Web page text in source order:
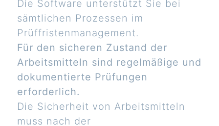
Die Software unterstützt Sie bei
sämtlichen Prozessen im
Prüffristenmanagement.
Für den sicheren Zustand der
Arbeitsmitteln sind regelmäßige und
dokumentierte Prüfungen
erforderlich.
Die Sicherheit von Arbeitsmitteln
muss nach der